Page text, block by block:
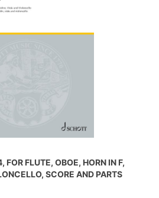
FOR FLUTE, OBOE, HORN IN F,
SCORE AND PARTS